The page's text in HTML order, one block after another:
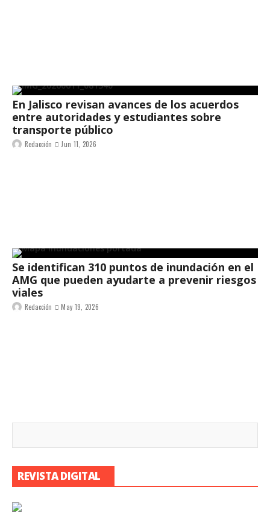
En Jalisco revisan avances de los acuerdos
entre autoridades y estudiantes sobre
transporte público
Redacción Jun 11, 2026
Se identifican 310 puntos de inundación en el
AMG que pueden ayudarte a prevenir riesgos
viales
Redacción May 19, 2026
REVISTA DIGITAL